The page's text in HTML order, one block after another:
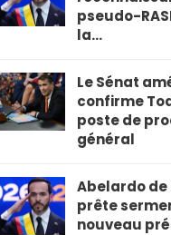
pseudo-
la…
Le Sénat
confirme
poste de
général
Abelardo de
prête
nouveau